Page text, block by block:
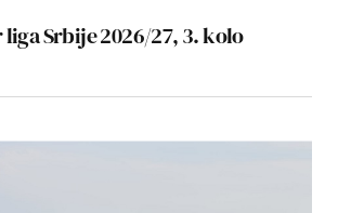
liga Srbije 2026/27, 3. kolo